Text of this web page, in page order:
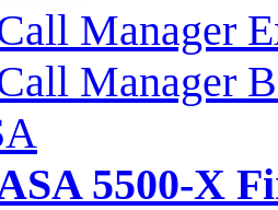
Manager
Manager
5500-X